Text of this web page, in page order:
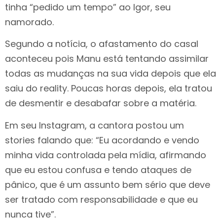
tinha “pedido um tempo” ao Igor, seu
namorado.
Segundo a notícia, o afastamento do casal
aconteceu pois Manu está tentando assimilar
todas as mudanças na sua vida depois que ela
saiu do reality. Poucas horas depois, ela tratou
de desmentir e desabafar sobre a matéria.
Em seu Instagram, a cantora postou um
stories falando que: “Eu acordando e vendo
minha vida controlada pela mídia, afirmando
que eu estou confusa e tendo ataques de
pânico, que é um assunto bem sério que deve
ser tratado com responsabilidade e que eu
nunca tive”.